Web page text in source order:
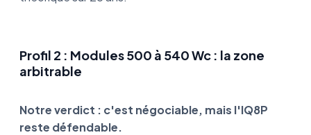
Profil 2 : Modules 500 à 540 Wc : la zone
arbitrable
Notre verdict : c'est négociable, mais l'IQ8P
reste défendable.